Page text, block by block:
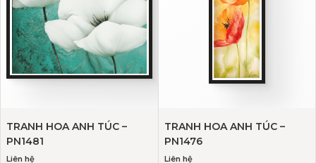
TRANH HOA ANH TÚC –
PN1481
Liên hệ
TRANH HOA ANH TÚC –
PN1476
Liên hệ